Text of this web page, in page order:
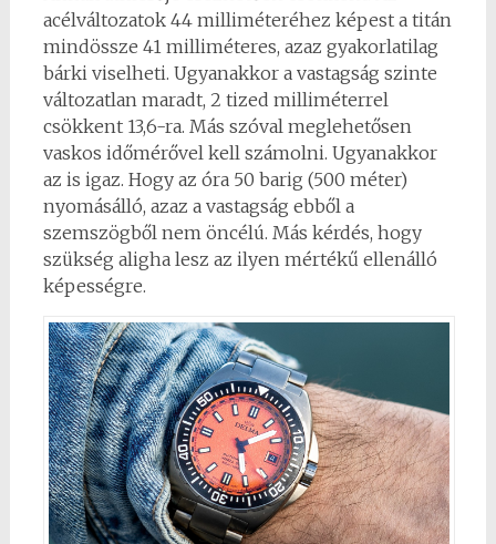
acélváltozatok 44 milliméteréhez képest a titán
mindössze 41 milliméteres, azaz gyakorlatilag
bárki viselheti. Ugyanakkor a vastagság szinte
változatlan maradt, 2 tized milliméterrel
csökkent 13,6-ra. Más szóval meglehetősen
vaskos időmérővel kell számolni. Ugyanakkor
az is igaz. Hogy az óra 50 barig (500 méter)
nyomásálló, azaz a vastagság ebből a
szemszögből nem öncélú. Más kérdés, hogy
szükség aligha lesz az ilyen mértékű ellenálló
képességre.